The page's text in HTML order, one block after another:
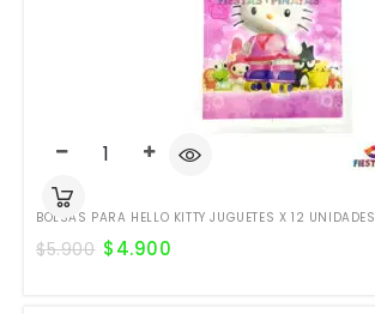
BOLSAS PARA HELLO KITTY JUGUETES X 12 UNIDADES
$5.900 $4.900